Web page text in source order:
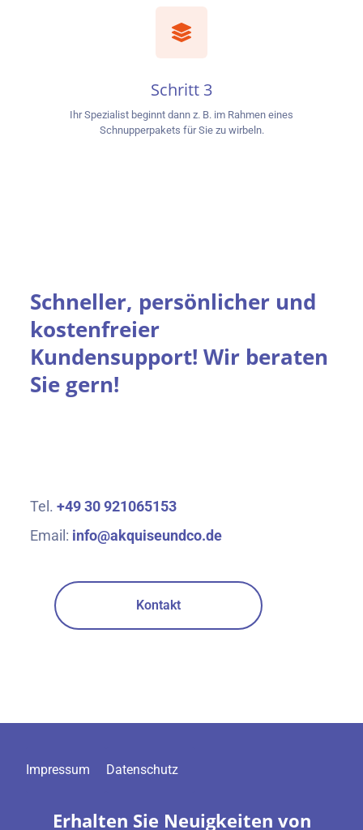
Schritt 3
Ihr Spezialist beginnt dann z. B. im Rahmen eines
Schnupperpakets für Sie zu wirbeln.
Schneller, persönlicher und
kostenfreier
Kundensupport! Wir beraten
Sie gern!
Tel. +49 30 921065153
Email: info@akquiseundco.de
Kontakt
Impressum Datenschutz
Erhalten Sie Neuigkeiten von